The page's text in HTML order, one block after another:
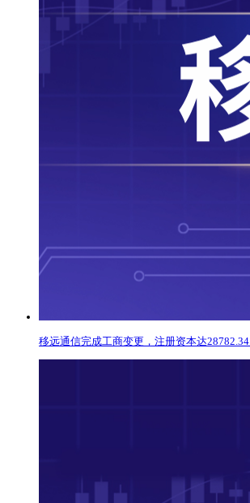
移远通信完成工商变更，注册资本达